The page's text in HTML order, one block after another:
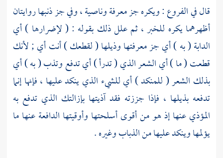
قال في الفروع : ويكره جز معرفة وناصية ، وفي جز ذنبها روايتان
أظهرهما يكره للخبر ، ثم علل ذلك بقوله : ( لإضرارها ) أي
الدابة ( به ) أي جز معرفتها وذيلها ( لقطعك ) أنت أي ; لأنك
قطعت ( ما ) أي الشعر الذي ( تدرأ ) أي تدفع وتذب ( به ) أي
بذلك الشعر ( للمنكد ) أي للشيء الذي ينكد عليها ، فإنها إنما
تدفعه بذيلها ، فإذا جززته فقد آذيتها بإزالتك الذي تدفع به
المؤذي عنها إذ هو من أقوى أسلحتها وأوقيتها الدافعة عنها ما
يؤلمها وينكد عليها من الذباب وغيره .